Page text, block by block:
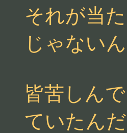
それが当
じゃないん
皆苦しん
ていたん